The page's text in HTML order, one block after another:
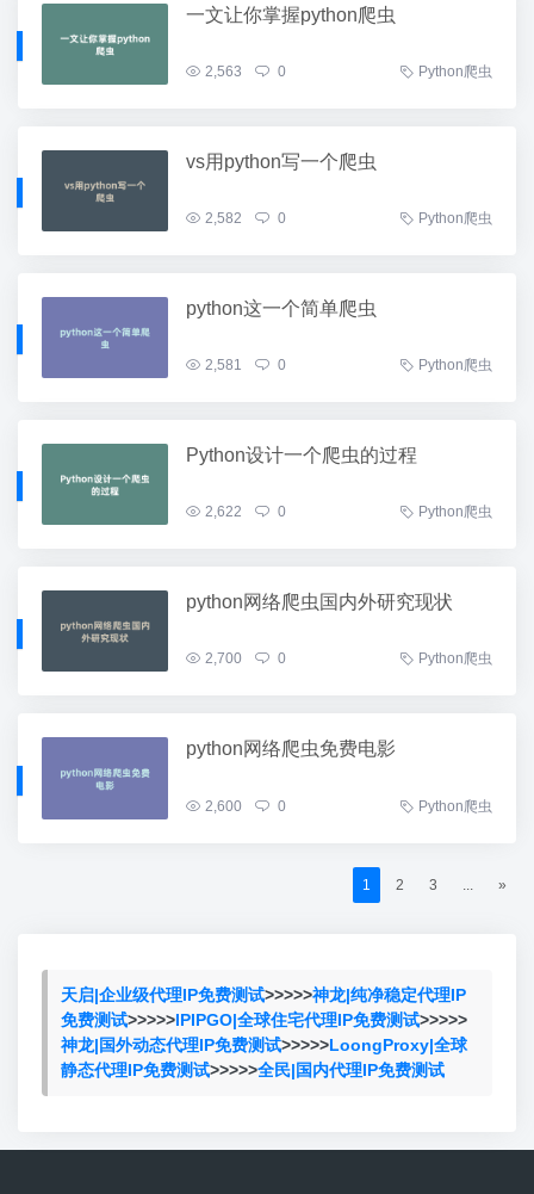
一文让你掌握python爬虫
2,563 0 Python爬虫
vs用python写一个爬虫
2,582 0 Python爬虫
python这一个简单爬虫
2,581 0 Python爬虫
Python设计一个爬虫的过程
2,622 0 Python爬虫
python网络爬虫国内外研究现状
2,700 0 Python爬虫
python网络爬虫免费电影
2,600 0 Python爬虫
1 2 3 »
天启|企业级代理IP免费测试>>>>>神龙|纯净稳定代理IP
免费测试>>>>>IPIPGO|全球住宅代理IP免费测试>>>>>
神龙|国外动态代理IP免费测试>>>>>LoongProxy|全球
静态代理IP免费测试>>>>>全民|国内代理IP免费测试